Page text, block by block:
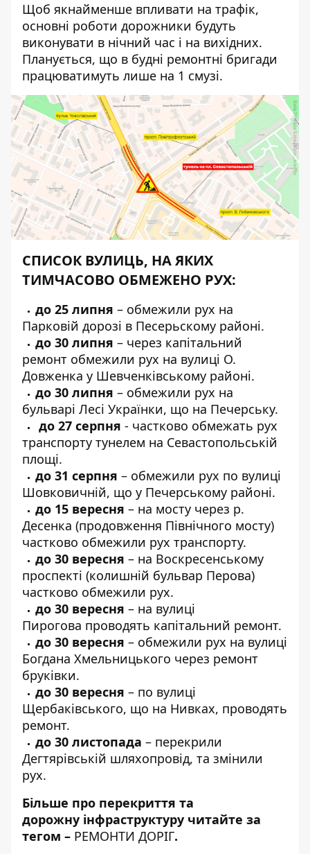
Щоб якнайменше впливати на трафік,
основні роботи дорожники будуть
виконувати в нічний час і на вихідних.
Планується, що в будні ремонтні бригади
працюватимуть лише на 1 смузі.
СПИСОК ВУЛИЦЬ, НА ЯКИХ
ТИМЧАСОВО ОБМЕЖЕНО РУХ:
до 25 липня – обмежили рух на
Парковій дорозі в Песерьскому районі.
до 30 липня – через капітальний
ремонт обмежили рух на вулиці О.
Довженка у Шевченківському районі.
до 30 липня – обмежили рух на
бульварі Лесі Українки, що на Печерську.
до 27 серпня - частково обмежать рух
транспорту тунелем на Севастопольській
площі.
до 31 серпня – обмежили рух по вулиці
Шовковичній, що у Печерському районі.
до 15 вересня – на мосту через р.
Десенка (продовження Північного мосту)
частково обмежили рух транспорту.
до 30 вересня – на Воскресенському
проспекті (колишній бульвар Перова)
частково обмежили рух.
до 30 вересня – на вулиці
Пирогова проводять капітальний ремонт.
до 30 вересня – обмежили рух на вулиці
Богдана Хмельницького через ремонт
бруківки.
до 30 вересня – по вулиці
Щербаківського, що на Нивках, проводять
ремонт.
до 30 листопада – перекрили
Дегтярівській шляхопровід, та змінили
рух.
Більше про перекриття та
дорожну інфраструктуру читайте за
тегом – РЕМОНТИ ДОРІГ.